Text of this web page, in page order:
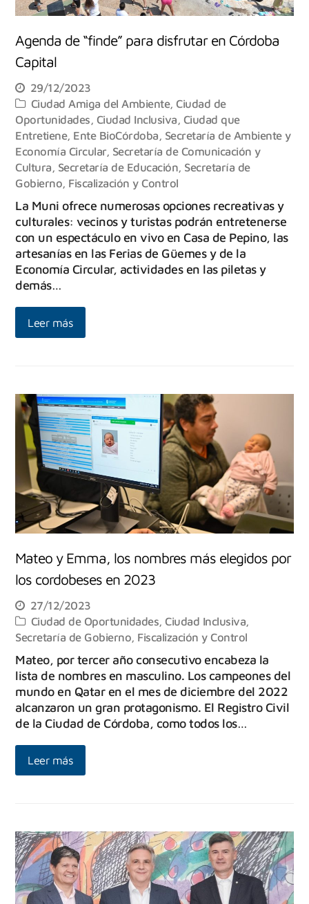
Agenda de “finde” para disfrutar en Córdoba
Capital
29/12/2023
Ciudad Amiga del Ambiente,Ciudad de
Oportunidades, Ciudad Inclusiva, Ciudad que
Entretiene, Ente BioCórdoba, Secretaría de Ambiente y
Economía Circular, Secretaría de Comunicación y
Cultura, Secretaría de Educación, Secretaría de
Gobierno, Fiscalización y Control
La Muni ofrece numerosas opciones recreativas y
culturales: vecinos y turistas podrán entretenerse
con un espectáculo en vivo en Casa de Pepino, las
artesanías en las Ferias de Güemes y de la
Economía Circular, actividades en las piletas y
demás…
Leer más
Mateo y Emma, los nombres más elegidos por
los cordobeses en 2023
27/12/2023
Ciudad de Oportunidades ,Ciudad Inclusiva
Secretaría de Gobierno, Fiscalización y Control
Mateo, por tercer año consecutivo encabeza la
lista de nombres en masculino. Los campeones del
mundo en Qatar en el mes de diciembre del 2022
alcanzaron un gran protagonismo. El Registro Civil
de la Ciudad de Córdoba, como todos los…
Leer más